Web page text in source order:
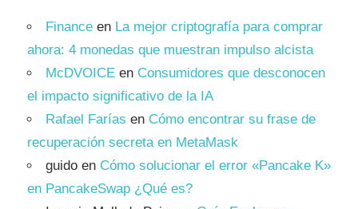
Finance en La mejor criptografía para comprar
ahora: 4 monedas que muestran impulso alcista
McDVOICE en Consumidores que desconocen
el impacto significativo de la IA
Rafael Farías en Cómo encontrar su frase de
recuperación secreta en MetaMask
guido en Cómo solucionar el error «Pancake K»
en PancakeSwap ¿Qué es?